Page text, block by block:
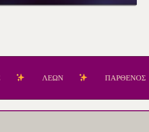
ΛΕΩΝ ΠΑΡΘΕΝΟΣ